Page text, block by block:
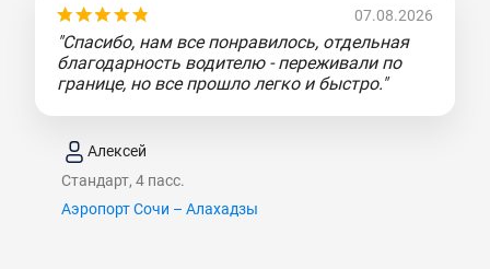
07.08.2026
"Спасибо, нам все понравилось, отдельная
благодарность водителю - переживали по
границе, но все прошло легко и быстро."
Алексей
Стандарт, 4 пасс.
Аэропорт Сочи – Алахадзы